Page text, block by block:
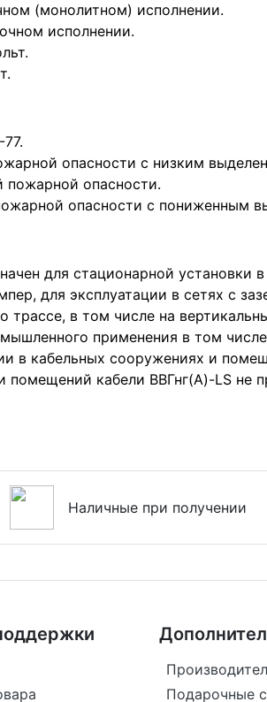
(монолитном) исполнении.
исполнении.
опасности с низким
опасности.
опасности с пониженным
для стационарной установки
для эксплуатации в сетях с
трассе, в том числе на
применения в том
в кабельных сооружениях и
кабели ВВГнг(А)-LS не
Наличные при получении
Подарочные